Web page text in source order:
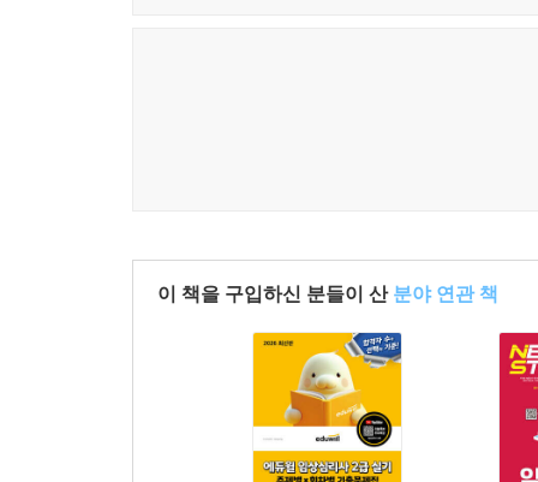
이 책을 구입하신 분들이 산 분야 연관 책